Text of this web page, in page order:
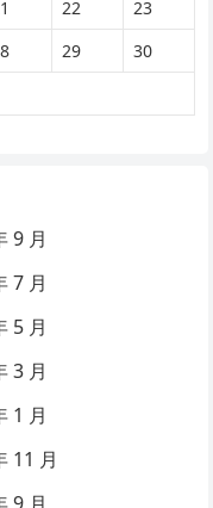
见巳午，生于卯时；
水重之…
22
23
29
30
9 月
7 月
5 月
3 月
1 月
11 月